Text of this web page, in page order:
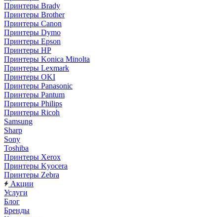
Принтеры Brady
Принтеры Brother
Принтеры Canon
Принтеры Dymo
Принтеры Epson
Принтеры HP
Принтеры Konica Minolta
Принтеры Lexmark
Принтеры OKI
Принтеры Panasonic
Принтеры Pantum
Принтеры Philips
Принтеры Ricoh
Samsung
Sharp
Sony
Toshiba
Принтеры Xerox
Принтеры Kyocera
Принтеры Zebra
Акции
Услуги
Блог
Бренды